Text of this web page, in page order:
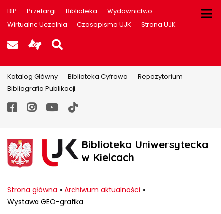
BIP Przetargi Biblioteka
Wydawnictwo
Wirtualna Uczelnia
Czasopismo UJK Strona UJK
Poczta UJK
Informacje dla użytkowników
Szukaj na stronie
Katalog Główny Biblioteka Cyfrowa
Repozytorium
Bibliografia Publikacji
Facebook
Instagram
YouTube
TikTok
Biblioteka Uniwersytecka
w Kielcach
Strona główna » Archiwum aktualności »
Wystawa GEO-grafika